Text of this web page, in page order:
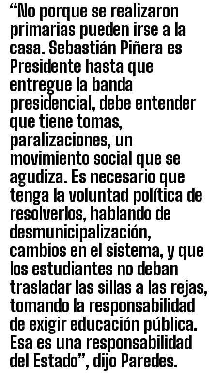
“No porque se realizaron
primarias pueden irse a la
casa. Sebastián Piñera es
Presidente hasta que
entregue la banda
presidencial, debe entender
que tiene tomas,
paralizaciones, un
movimiento social que se
agudiza. Es necesario que
tenga la voluntad política de
resolverlos, hablando de
desmunicipalización,
cambios en el sistema, y que
los estudiantes no deban
trasladar las sillas a las rejas,
tomando la responsabilidad
de exigir educación pública.
Esa es una responsabilidad
del Estado”, dijo Paredes.